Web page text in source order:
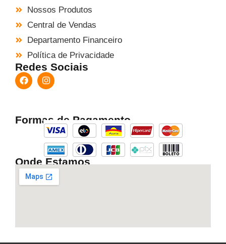
Nossos Produtos
Central de Vendas
Departamento Financeiro
Política de Privacidade
Redes Sociais
Formas de Pagamento
Onde Estamos